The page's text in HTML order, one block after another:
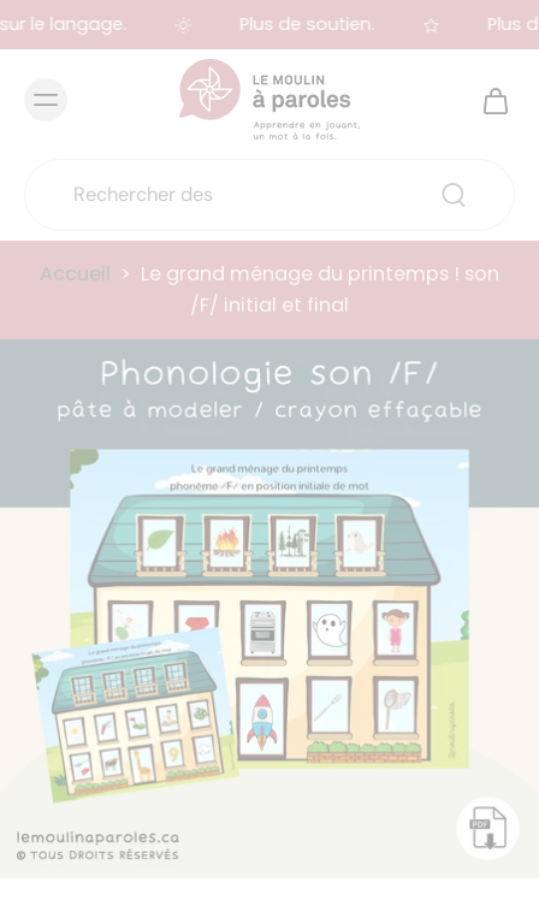
le langage. Plus de soutien. Plus
Accueil > Le grand ménage du printemps ! son
/F/ initial et final